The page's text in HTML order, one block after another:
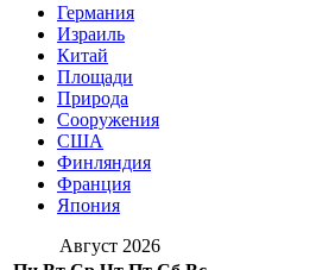
Германия
Израиль
Китай
Площади
Природа
Сооружения
США
Финляндия
Франция
Япония
Август 2026